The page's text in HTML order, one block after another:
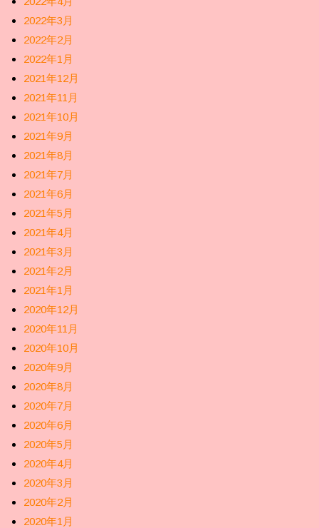
2022年3月
2022年2月
2022年1月
2021年12月
2021年11月
2021年10月
2021年9月
2021年8月
2021年7月
2021年6月
2021年5月
2021年4月
2021年3月
2021年2月
2021年1月
2020年12月
2020年11月
2020年10月
2020年9月
2020年8月
2020年7月
2020年6月
2020年5月
2020年4月
2020年3月
2020年2月
2020年1月